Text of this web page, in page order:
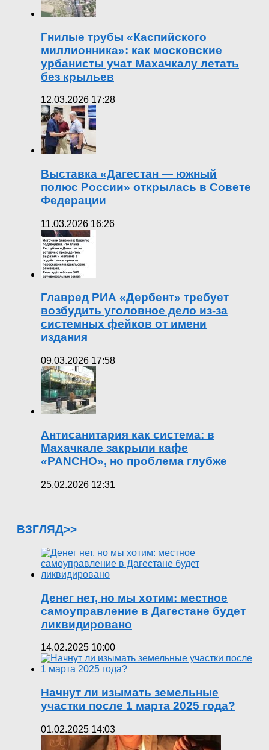
Гнилые трубы «Каспийского
миллионника»: как московские
урбанисты учат Махачкалу летать
без крыльев
12.03.2026 17:28
Выставка «Дагестан — южный
полюс России» открылась в Совете
Федерации
11.03.2026 16:26
Главред РИА «Дербент» требует
возбудить уголовное дело из-за
системных фейков от имени
издания
09.03.2026 17:58
Антисанитария как система: в
Махачкале закрыли кафе
«PANCHO», но проблема глубже
25.02.2026 12:31
ВЗГЛЯД>>
Денег нет, но мы хотим: местное
самоуправление в Дагестане будет
ликвидировано
14.02.2025 10:00
Начнут ли изымать земельные
участки после 1 марта 2025 года?
01.02.2025 14:03